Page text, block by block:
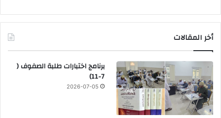
أخر المقالات
برنامج اختبارات طلبة الصفوف (
7-11)
2026-07-05